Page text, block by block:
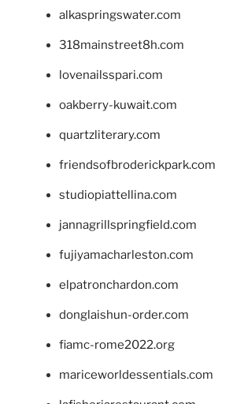
alkaspringswater.com
318mainstreet8h.com
lovenailsspari.com
oakberry-kuwait.com
quartzliterary.com
friendsofbroderickpark.com
studiopiattellina.com
jannagrillspringfield.com
fujiyamacharleston.com
elpatronchardon.com
donglaishun-order.com
fiamc-rome2022.org
mariceworldessentials.com